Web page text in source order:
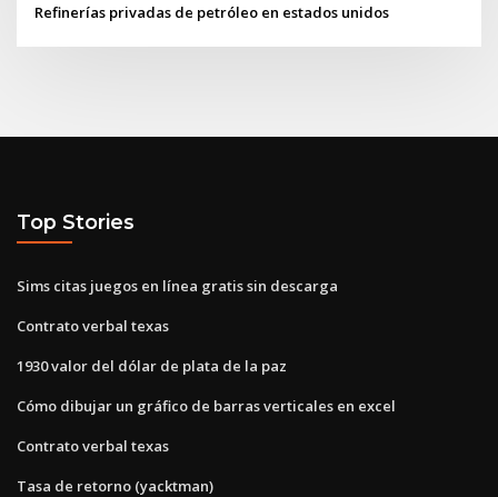
Refinerías privadas de petróleo en estados unidos
Top Stories
Sims citas juegos en línea gratis sin descarga
Contrato verbal texas
1930 valor del dólar de plata de la paz
Cómo dibujar un gráfico de barras verticales en excel
Contrato verbal texas
Tasa de retorno (yacktman)